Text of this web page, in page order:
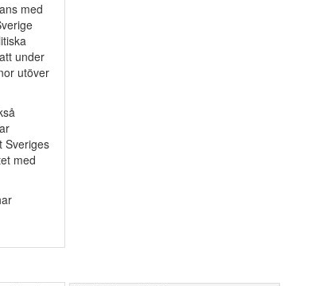
med
under
utöver
Sveriges
med